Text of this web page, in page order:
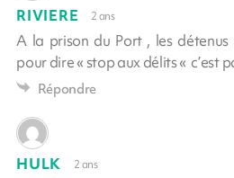
RIVIERE 2 ans
A la prison du Port , les
pour dire « stop aux délits « c’est
Répondre
HULK 2 ans